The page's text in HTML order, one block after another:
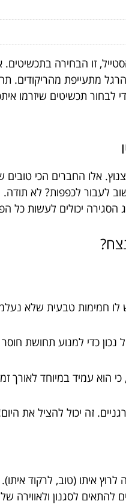
זו הבחירה
מתעייפת
תכשיטים שיזרמו
אלו החברים הכי
הסגירה יכולים לעשות כל
כדי למנוע תחושת חוסר
עמיד במיוחד לאורך
זה יכול להציל את
איתו (טוב, לרקוד איתו).
להתאים לסגנון ולאווירה